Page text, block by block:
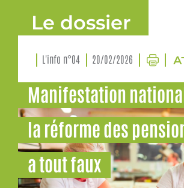
Le dossier
L'info n°04 20/02/2026
Manifestation
la réforme des
a tout faux